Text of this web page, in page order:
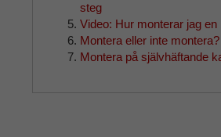
steg
Video: Hur monterar jag en
Montera eller inte montera?
Montera på självhäftande